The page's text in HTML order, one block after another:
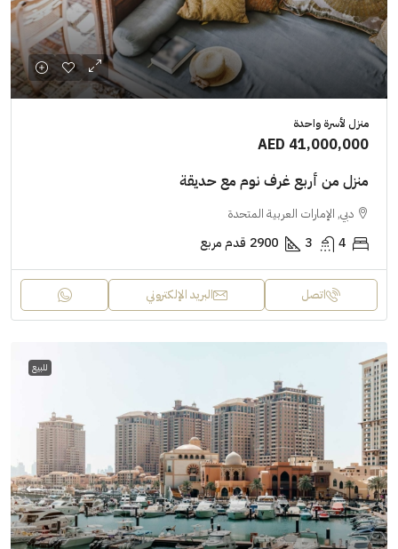
منزل لأسرة واحدة
AED 41,000,000
منزل من أربع غرف نوم مع حديقة
دبي, الإمارات العربية المتحدة
4
3
2900 قدم مربع
اتصل البريد الإلكتروني
للبيع